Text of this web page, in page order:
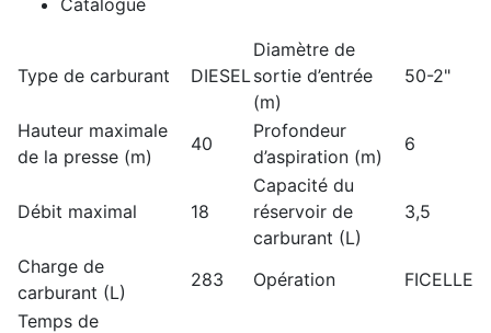
Type de carburant DIESEL
Diamètre de
sortie d’entrée
(m)
50-2"
Hauteur maximale
de la presse (m)
40
Profondeur
d’aspiration (m)
6
Débit maximal 18
Capacité du
réservoir de
carburant (L)
3,5
Charge de
carburant (L)
283 Opération
FICELLE
Temps de